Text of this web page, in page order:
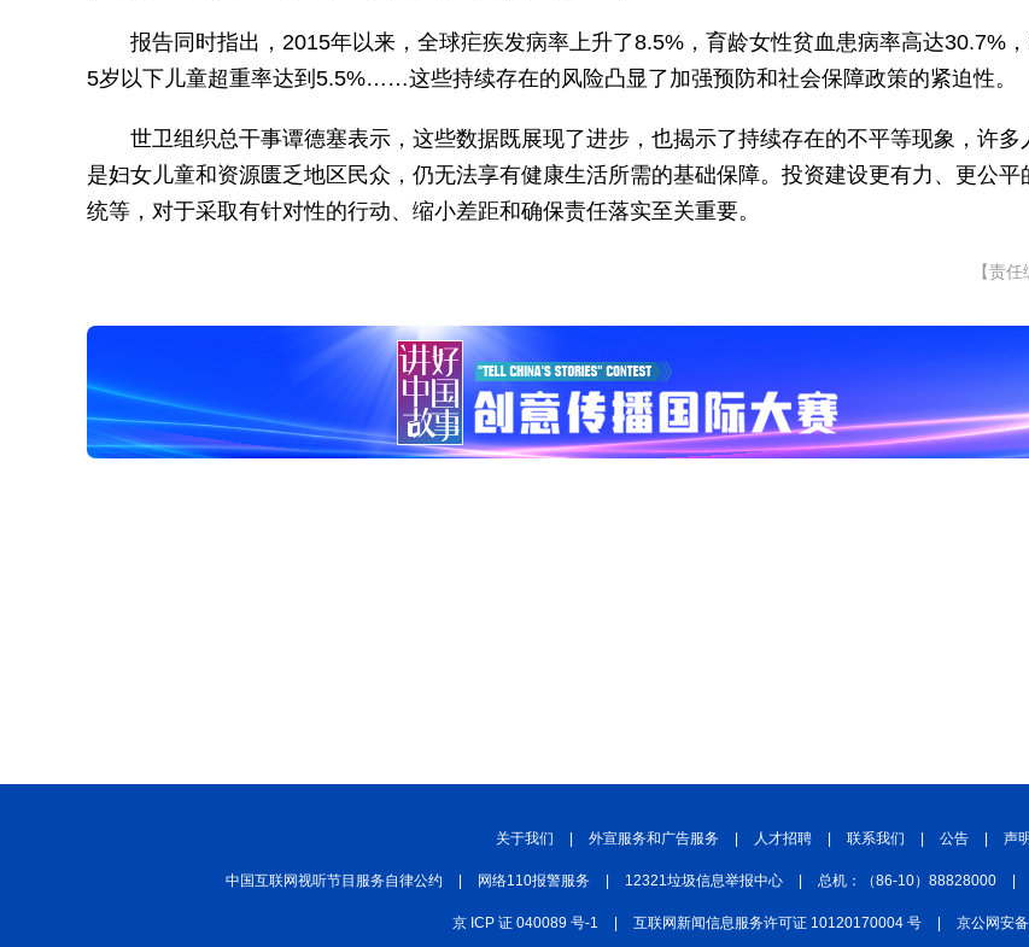
报告同时指出，2015年以来，全球疟疾发病率上升了8.5%，育龄女性贫血患病率高达30.7%，
5岁以下儿童超重率达到5.5%……这些持续存在的风险凸显了加强预防和社会保障政策的紧迫性。
世卫组织总干事谭德塞表示，这些数据既展现了进步，也揭示了持续存在的不平等现象，许多
是妇女儿童和资源匮乏地区民众，仍无法享有健康生活所需的基础保障。投资建设更有力、更公平
统等，对于采取有针对性的行动、缩小差距和确保责任落实至关重要。
【责
关于我们 外宣服务和广告服务 人才招聘 联系我们 公告 声明
中国互联网视听节目服务自律公约 网络110报警服务 12321垃圾信息举报中心 总机：（86-10）88828000
京 ICP 证 040089 号-1 互联网新闻信息服务许可证 10120170004 号 京公网安